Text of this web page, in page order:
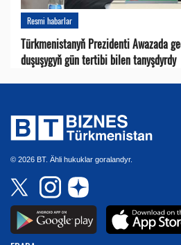
Resmi habarlar
Türkmenistanyň Prezidenti Awazada
duşuşygyň gün tertibi bilen tanyşdyrdy
© 2026 BT. Ähli hukuklar goralandyr.